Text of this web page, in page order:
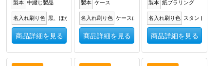
製本 中綴じ製品
名入れ刷り色 黒、ほか
商品詳細を見る
製本 ケース
名入れ刷り色 ケースに箔押し
商品詳細を見る
製本 紙プラリング
名入れ刷り色 スタンドに箔
商品詳細を見る